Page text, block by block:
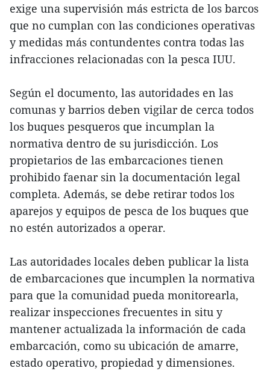
exige una supervisión más estricta de los barcos
que no cumplan con las condiciones operativas
y medidas más contundentes contra todas las
infracciones relacionadas con la pesca IUU.
Según el documento, las autoridades en las
comunas y barrios deben vigilar de cerca todos
los buques pesqueros que incumplan la
normativa dentro de su jurisdicción. Los
propietarios de las embarcaciones tienen
prohibido faenar sin la documentación legal
completa. Además, se debe retirar todos los
aparejos y equipos de pesca de los buques que
no estén autorizados a operar.
Las autoridades locales deben publicar la lista
de embarcaciones que incumplen la normativa
para que la comunidad pueda monitorearla,
realizar inspecciones frecuentes in situ y
mantener actualizada la información de cada
embarcación, como su ubicación de amarre,
estado operativo, propiedad y dimensiones.